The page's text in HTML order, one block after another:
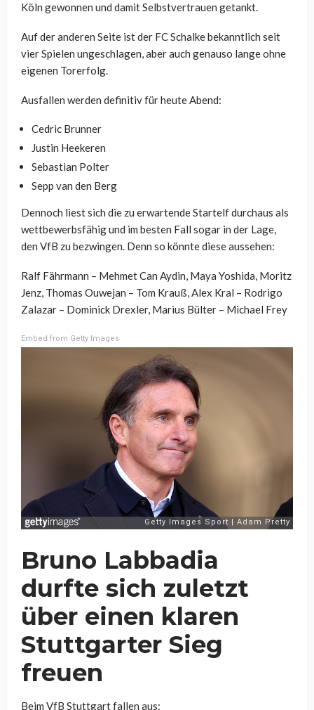
Köln gewonnen und damit Selbstvertrauen getankt.
Auf der anderen Seite ist der FC Schalke bekanntlich seit
vier Spielen ungeschlagen, aber auch genauso lange ohne
eigenen Torerfolg.
Ausfallen werden definitiv für heute Abend:
Cedric Brunner
Justin Heekeren
Sebastian Polter
Sepp van den Berg
Dennoch liest sich die zu erwartende Startelf durchaus als
wettbewerbsfähig und im besten Fall sogar in der Lage,
den VfB zu bezwingen. Denn so könnte diese aussehen:
Ralf Fährmann – Mehmet Can Aydin, Maya Yoshida, Moritz
Jenz, Thomas Ouwejan – Tom Krauß, Alex Kral – Rodrigo
Zalazar – Dominick Drexler, Marius Bülter – Michael Frey
Embed from Getty Images
Bruno Labbadia
durfte sich zuletzt
über einen klaren
Stuttgarter Sieg
freuen
Beim VfB Stuttgart fallen aus: